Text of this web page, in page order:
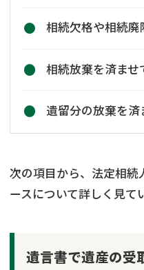
相続欠格や相続廃
相続放棄を済ませ
遺留分の放棄を済
次の項目から、法定相
ースについて詳しく見て
遺言書で遺産の受